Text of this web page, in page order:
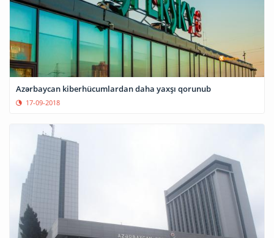
Azərbaycan kiberhücumlardan daha yaxşı qorunub
17-09-2018